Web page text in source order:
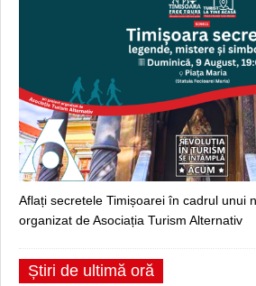
Aflați secretele Timișoarei în cadrul unui
organizat de Asociația Turism Alternativ
Știri de ultimă oră